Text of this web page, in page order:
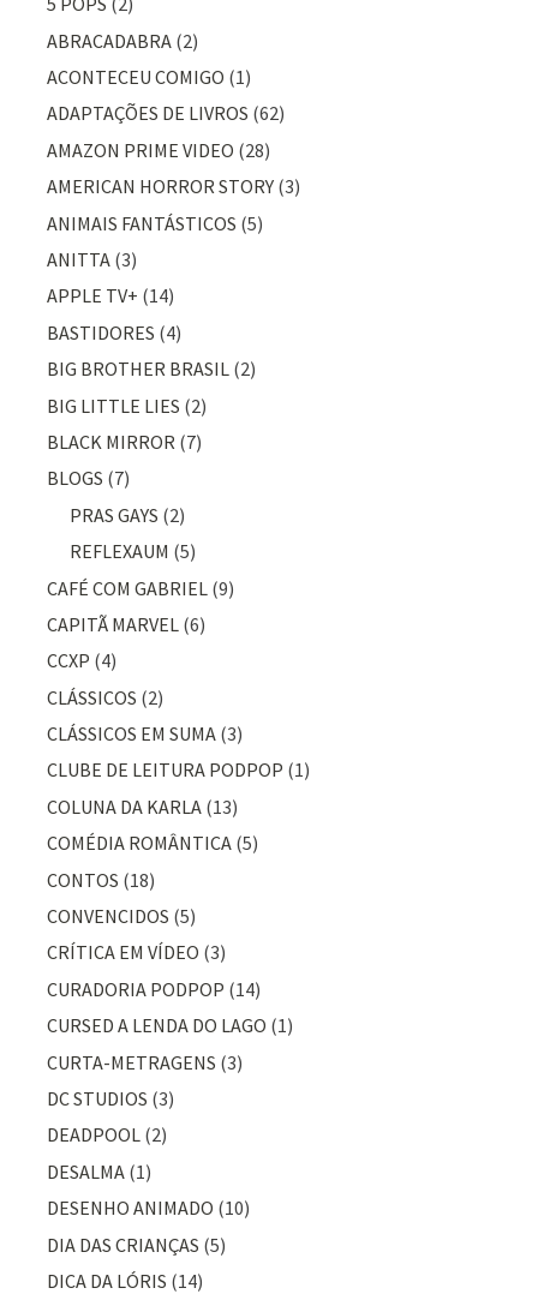
ABRACADABRA (2)
ACONTECEU COMIGO (1)
ADAPTAÇÕES DE LIVROS (62)
AMAZON PRIME VIDEO (28)
AMERICAN HORROR STORY (3)
ANIMAIS FANTÁSTICOS (5)
ANITTA (3)
APPLE TV+ (14)
BASTIDORES (4)
BIG BROTHER BRASIL (2)
BIG LITTLE LIES (2)
BLACK MIRROR (7)
BLOGS (7)
PRAS GAYS (2)
REFLEXAUM (5)
CAFÉ COM GABRIEL (9)
CAPITÃ MARVEL (6)
CCXP (4)
CLÁSSICOS (2)
CLÁSSICOS EM SUMA (3)
CLUBE DE LEITURA PODPOP (1)
COLUNA DA KARLA (13)
COMÉDIA ROMÂNTICA (5)
CONTOS (18)
CONVENCIDOS (5)
CRÍTICA EM VÍDEO (3)
CURADORIA PODPOP (14)
CURSED A LENDA DO LAGO (1)
CURTA-METRAGENS (3)
DC STUDIOS (3)
DEADPOOL (2)
DESALMA (1)
DESENHO ANIMADO (10)
DIA DAS CRIANÇAS (5)
DICA DA LÓRIS (14)